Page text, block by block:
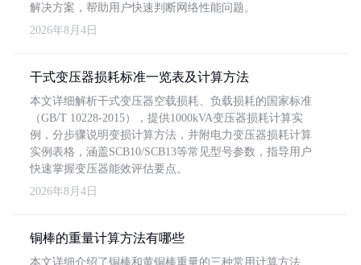
解决方案，帮助用户快速判断网络性能问题。
2026年8月4日
干式变压器损耗标准一览表及计算方法
本文详细解析干式变压器空载损耗、负载损耗的国家标准
（GB/T 10228-2015），提供1000kVA变压器损耗计算实
例，分步骤说明变损计算方法，并附电力变压器损耗计算
实例表格，涵盖SCB10/SCB13等常见型号参数，指导用户
快速掌握变压器能效评估要点。
2026年8月4日
铜棒的重量计算方法有哪些
本文详细介绍了铜棒和黄铜棒重量的三种常用计算方法